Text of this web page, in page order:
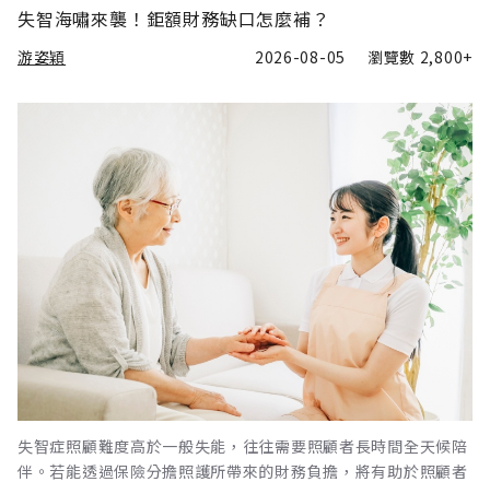
失智海嘯來襲！鉅額財務缺口怎麼補？
游姿穎 2026-08-05 瀏覽數 2,800+
失智症照顧難度高於一般失能，往往需要照顧者長時間全天候陪
伴。若能透過保險分擔照護所帶來的財務負擔，將有助於照顧者